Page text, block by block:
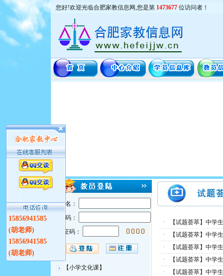
您好!欢迎光临合肥家教信息网,您是第 1473677 位访问者！
用户名：
密 码：
验证码：
【小学文化课】
·
【试题荟萃】中学
·
【试题荟萃】中学
·
【试题荟萃】中学
·
【试题荟萃】中学
·
【试题荟萃】中学
15856941585
(胡老师)
15856941585
(胡老师)